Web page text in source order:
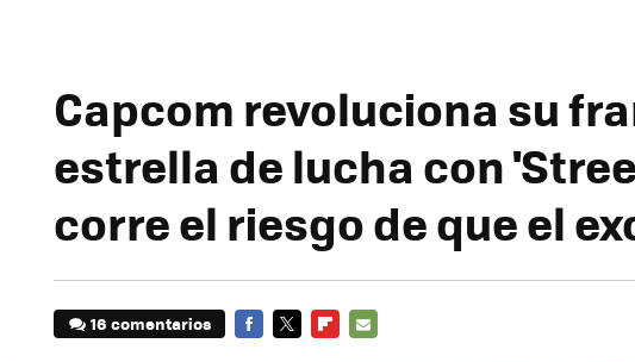
Capcom revoluciona su
estrella de lucha con
corre el riesgo de que el
16 comentarios